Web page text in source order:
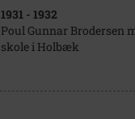
1931 - 1932
Poul Gunnar Brodersen
skole i Holbæk